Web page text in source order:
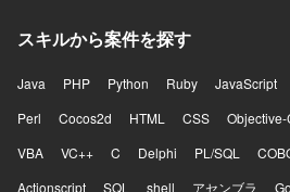
スキルから案件を探す
Java PHP Python Ruby JavaScript
Perl
Cocos2d HTML CSS Objective-
VBA
VC++ C Delphi PL/SQL
Actionscript
SQL shell アセンブラ